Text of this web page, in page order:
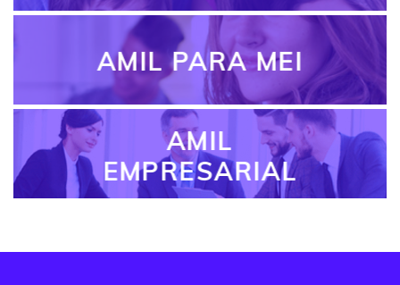
AMIL PARA MEI
AMIL
EMPRESARIAL